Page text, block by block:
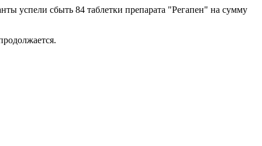
успели сбыть 84 таблетки препарата "Регапен" на сумму